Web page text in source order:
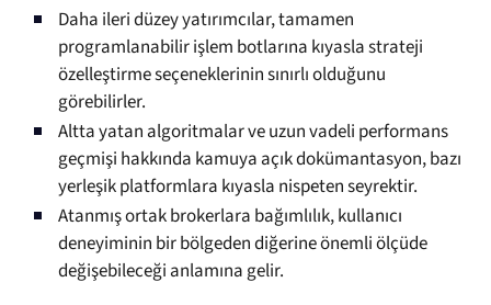
Daha ileri düzey yatırımcılar, tamamen
programlanabilir işlem botlarına kıyasla strateji
özelleştirme seçeneklerinin sınırlı olduğunu
görebilirler.
Altta yatan algoritmalar ve uzun vadeli performans
geçmişi hakkında kamuya açık dokümantasyon, bazı
yerleşik platformlara kıyasla nispeten seyrektir.
Atanmış ortak brokerlara bağımlılık, kullanıcı
deneyiminin bir bölgeden diğerine önemli ölçüde
değişebileceği anlamına gelir.